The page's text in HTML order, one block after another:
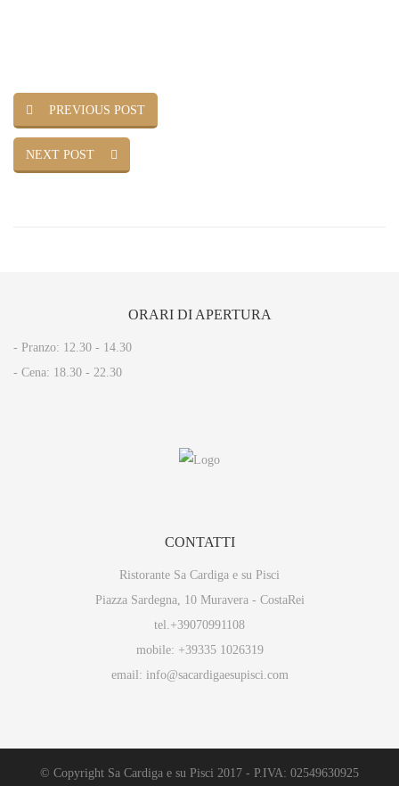
PREVIOUS POST
NEXT POST
ORARIDI APERTURA
- Pranzo: 12.30 - 14.30​
- Cena: 18.30 - 22.30
CONTATTI
Ristorante Sa Cardiga e su Pisci
Piazza Sardegna, 10 Muravera - CostaRei
tel.+39070991108
mobile: +39335 1026319
email: info@sacardigaesupisci.com
© Copyright Sa Cardiga e su Pisci 2017 - P.IVA: 02549630925